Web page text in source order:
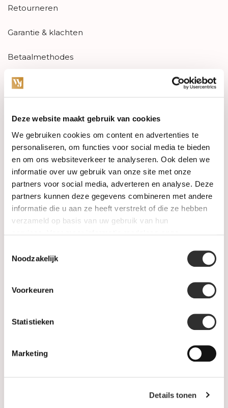
Deze website maakt gebruik van cookies
We gebruiken cookies om content en advertenties te
personaliseren, om functies voor social media te bieden
en om ons websiteverkeer te analyseren. Ook delen we
informatie over uw gebruik van onze site met onze
partners voor social media, adverteren en analyse. Deze
partners kunnen deze gegevens combineren met andere
informatie die u aan ze heeft verstrekt of die ze hebben
verzameld op basis van uw gebruik van hun
Noodzakelijk
Voorkeuren
Statistieken
Marketing
Details tonen
Retourneren
Garantie & klachten
Betaalmethodes
Sitemap
Categorieën
Horloges
Juwelen
Trouwringen
PRE-OWNED
Informatie